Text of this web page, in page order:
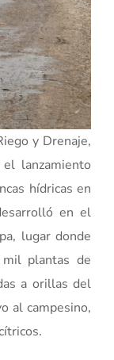
y Drenaje,
lanzamiento
hídricas en
en el
lugar donde
plantas de
a orillas del
al campesino,